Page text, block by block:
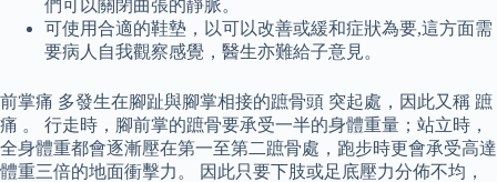
們可以關閉曲張的靜脈。
可使用合適的鞋墊，以可以改善或緩和症狀為要,這方面需
要病人自我觀察感覺，醫生亦難給子意見。
前掌痛 多發生在腳趾與腳掌相接的蹠骨頭 突起處，因此又稱 蹠
痛 。 行走時，腳前掌的蹠骨要承受一半的身體重量；站立時，
全身體重都會逐漸壓在第一至第二蹠骨處，跑步時更會承受高達
體重三倍的地面衝擊力。 因此只要下肢或足底壓力分佈不均，